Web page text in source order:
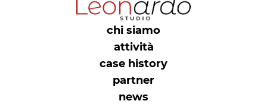
chi siamo
attività
case history
partner
news